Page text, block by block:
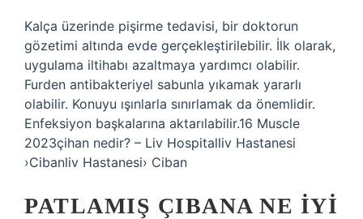
Kalça üzerinde pişirme tedavisi, bir doktorun
gözetimi altında evde gerçekleştirilebilir. İlk olarak,
uygulama iltihabı azaltmaya yardımcı olabilir.
Furden antibakteriyel sabunla yıkamak yararlı
olabilir. Konuyu ışınlarla sınırlamak da önemlidir.
Enfeksiyon başkalarına aktarılabilir.16 Muscle
2023çihan nedir? – Liv Hospitalliv Hastanesi
›Cibanliv Hastanesi› Ciban
PATLAMIŞ ÇIBANA NE IYI